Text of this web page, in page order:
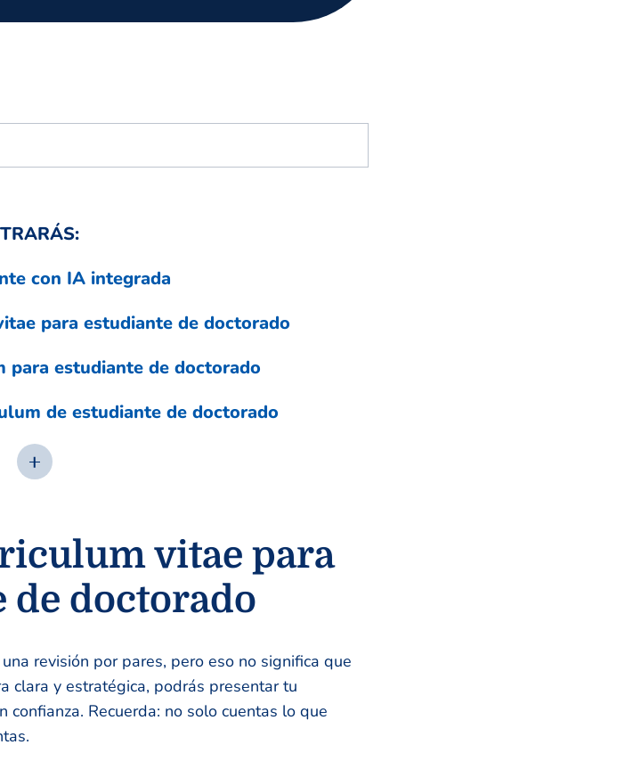
con IA integrada
para estudiante de doctorado
estudiante de doctorado
de estudiante de doctorado
vitae para
de doctorado
revisión por pares, pero eso no significa que
clara y estratégica, podrás presentar tu
Recuerda: no solo cuentas lo que